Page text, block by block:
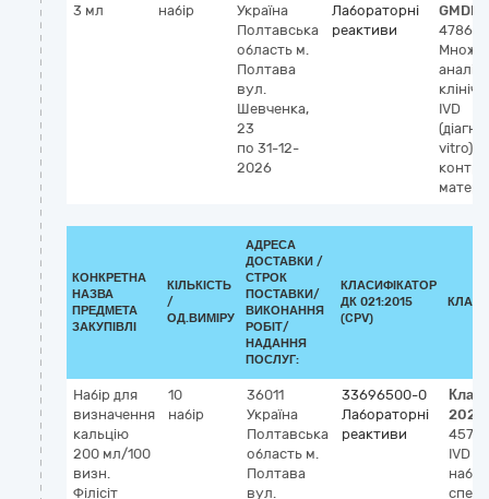
3 мл
набір
Україна
Полтавська
область м.
Полтава
вул.
Шевченка,
23
по 31-12-
2026
Лабораторні
реактиви
47869
IVD
vitro),
КОНКРЕТНА
НАЗВА
ПРЕДМЕТА
ЗАКУПІВЛІ
КІЛЬКІСТЬ
/
ОД.ВИМІРУ
АДРЕСА
ДОСТАВКИ /
СТРОК
ПОСТАВКИ/
ВИКОНАННЯ
РОБІТ/
НАДАННЯ
ПОСЛУГ:
КЛАСИФІКАТОР
ДК 021:2015
(CPV)
Набір для
визначення
кальцію
200 мл/100
визн.
Філісіт
10
набір
36011
Україна
Полтавська
область м.
Полтава
вул.
33696500-0
Лабораторні
реактиви
2023
IVD
набір,